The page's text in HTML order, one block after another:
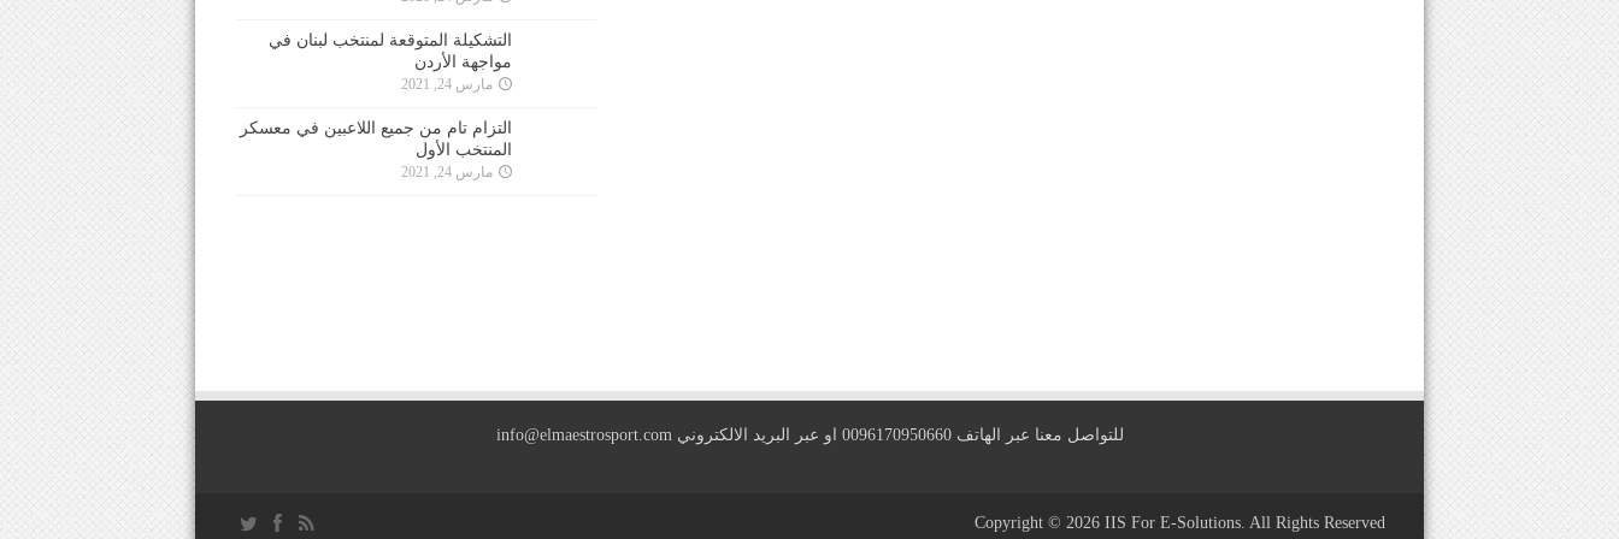
التشكيلة المتوقعة لمنتخب لبنان في
مواجهة الأردن
مارس 24, 2021
التزام تام من جميع اللاعبين في معسكر
المنتخب الأول
مارس 24, 2021
للتواصل معنا عبر الهاتف 0096170950660 او عبر البريد الالكتروني info@elmaestrosport.com
Copyright © 2026 IIS For E-Solutions. All Rights Reserved